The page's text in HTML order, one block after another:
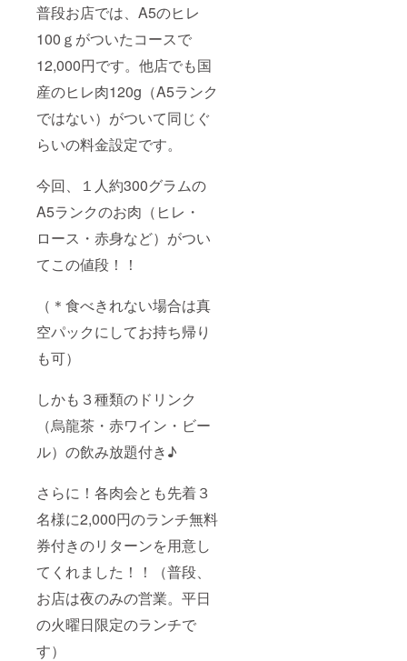
普段お店では、A5のヒレ
100ｇがついたコースで
12,000円です。他店でも国
産のヒレ肉120g（A5ランク
ではない）がついて同じぐ
らいの料金設定です。
今回、１人約300グラムの
A5ランクのお肉（ヒレ・
ロース・赤身など）がつい
てこの値段！！
（＊食べきれない場合は真
空パックにしてお持ち帰り
も可）
しかも３種類のドリンク
（烏龍茶・赤ワイン・ビー
ル）の飲み放題付き♪
さらに！各肉会とも先着３
名様に2,000円のランチ無料
券付きのリターンを用意し
てくれました！！（普段、
お店は夜のみの営業。平日
の火曜日限定のランチで
す）